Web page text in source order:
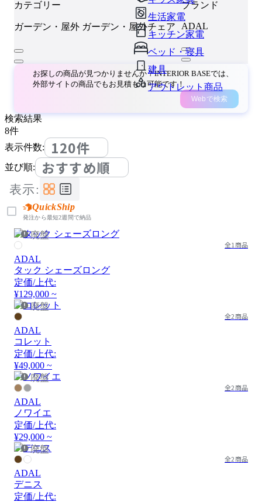
生活家電
キッチン家電
ベッド・寝具
建具
アウトレット商品
カテゴリー
ガーデン・屋外 ガーデン・屋外チェア
ブランド
ADAL
お探しの商品が見つかりませんか？INTERIOR BASEでは、
外部サイトの商品でもお見積もり可能です！
Webで検索
検索結果
8件
表示件数:
120件
並び順: おすすめ順
表示:
QuickShip
発注から最短2週間で納品
廃盤
全1商品
ADAL
タック シェーズロング
定価/上代:
¥129,000 ~
廃盤
全2商品
ADAL
コレット
定価/上代:
¥49,000 ~
廃盤
全2商品
ADAL
ノワイエ
定価/上代:
¥29,000 ~
廃盤
全2商品
ADAL
デニス
定価/上代: